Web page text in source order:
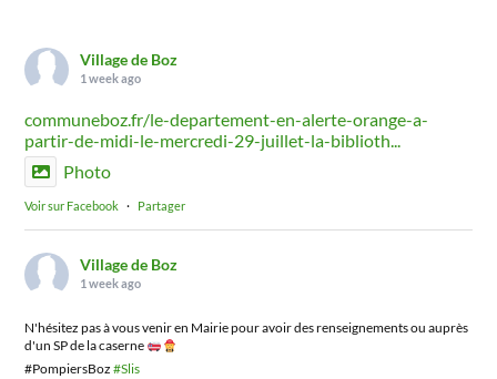
Village de Boz
1 week ago
communeboz.fr/le-departement-en-alerte-orange-a-
partir-de-midi-le-mercredi-29-juillet-la-biblioth...
Photo
Voir sur Facebook · Partager
Village de Boz
1 week ago
N'hésitez pas à vous venir en Mairie pour avoir des renseignements ou auprès
d'un SP de la caserne
#PompiersBoz#Slis